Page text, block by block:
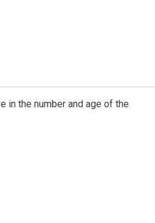
in the number and age of the